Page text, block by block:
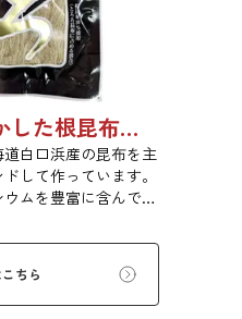
素材の風味を活かした根昆布入りとろろ 65g 単品 5袋セット 20袋セット 1736
白口浜産の昆布を主
して作っています。
ムを豊富に含んでい
ており、ご飯やお吸
しく召し上がれま
つるっと広がる根昆
ください。
ちら